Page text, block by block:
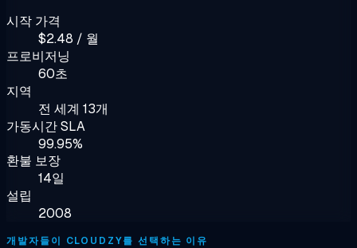
시작 가격
$2.48 / 월
프로비저닝
60초
지역
전 세계 13개
가동시간 SLA
99.95%
환불 보장
14일
설립
2008
개발자들이 CLOUDZY를 선택하는 이유